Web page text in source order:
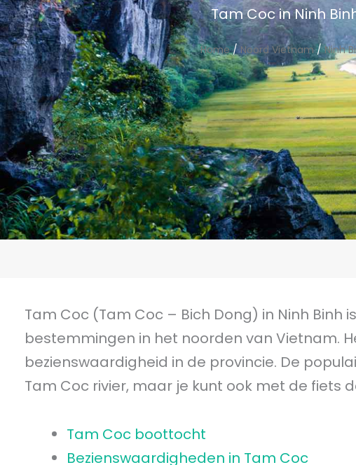
Tam Coc in Ninh
Home/Noord Vietnam/Ninh
Tam Coc (Tam Coc – Bich Dong) in Ninh
bestemmingen in het noorden van Vietnam.
bezienswaardigheid in de provincie. De
Tam Coc rivier, maar je kunt ook met de fiets
Tam Coc boottocht
Bezienswaardigheden in Tam Coc